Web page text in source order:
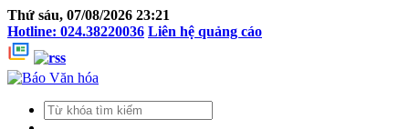
Thứ sáu, 07/08/2026 23:21
Hotline: 024.38220036 Liên hệ quảng cáo